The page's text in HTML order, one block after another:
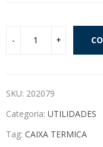
SKU: 202079
Categoria: UTILIDADES
Tag: CAIXA TERMICA